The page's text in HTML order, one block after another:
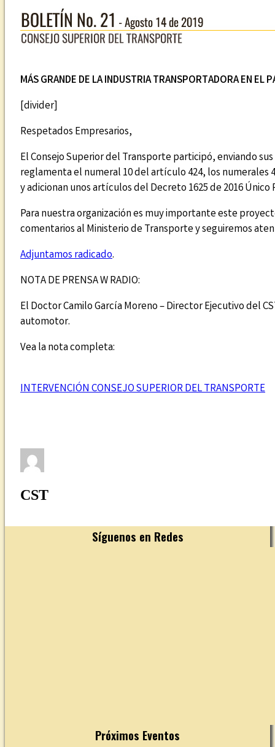
MÁS GRANDE DE LA INDUSTRIA TRANSPORTADORA EN EL
[divider]
Respetados Empresarios,
El Consejo Superior del Transporte participó, enviando
reglamenta el numeral 10 del artículo 424, los
y adicionan unos artículos del Decreto 1625 de 2016
Para nuestra organización es muy importante este
comentarios al Ministerio de Transporte y seguiremos
Adjuntamos radicado.
NOTA DE PRENSA W RADIO:
El Doctor Camilo García Moreno – Director Ejecutivo del
automotor.
Vea la nota completa:
INTERVENCIÓN CONSEJO SUPERIOR DEL TRANSPORTE
CST
Síguenos en Redes
Próximos Eventos